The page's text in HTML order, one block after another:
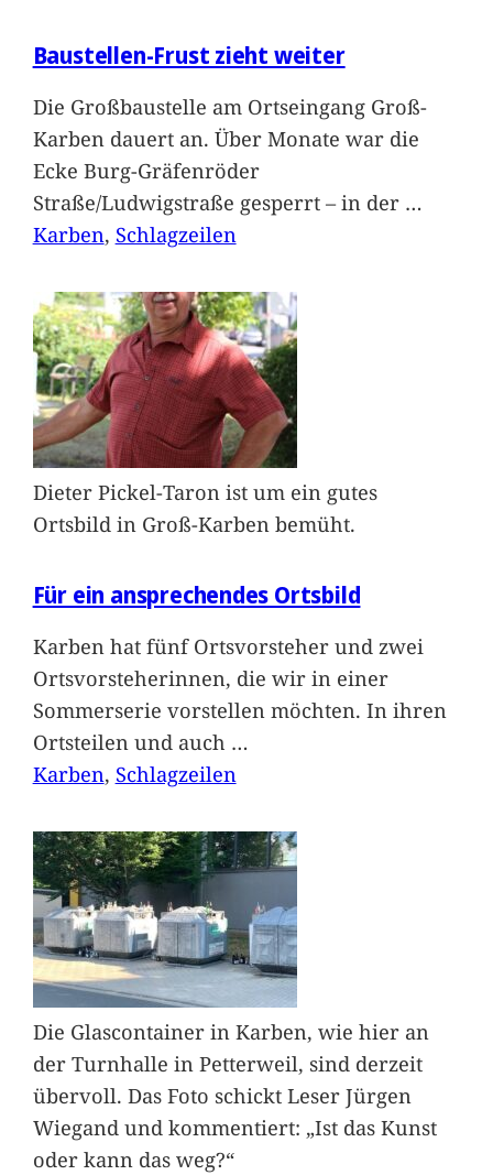
Baustellen-Frust zieht weiter
Die Großbaustelle am Ortseingang Groß-
Karben dauert an. Über Monate war die
Ecke Burg-Gräfenröder
Straße/Ludwigstraße gesperrt – in der …
Karben, Schlagzeilen
Dieter Pickel-Taron ist um ein gutes
Ortsbild in Groß-Karben bemüht.
Für ein ansprechendes Ortsbild
Karben hat fünf Ortsvorsteher und zwei
Ortsvorsteherinnen, die wir in einer
Sommerserie vorstellen möchten. In ihren
Ortsteilen und auch …
Karben, Schlagzeilen
Die Glascontainer in Karben, wie hier an
der Turnhalle in Petterweil, sind derzeit
übervoll. Das Foto schickt Leser Jürgen
Wiegand und kommentiert: „Ist das Kunst
oder kann das weg?“